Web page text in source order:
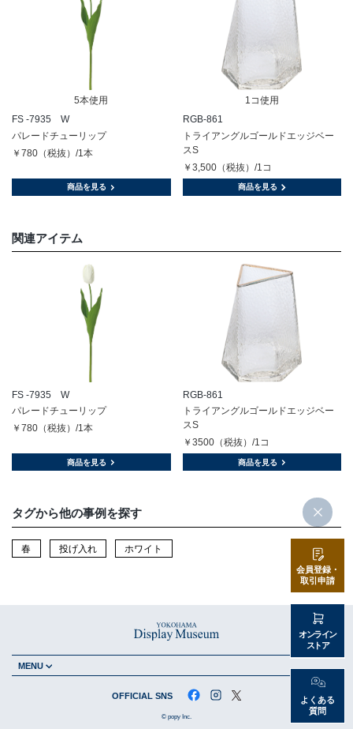
5本使用
FS -7935 W
パレードチューリップ
￥780（税抜）/1本
商品を見る
1コ使用
RGB-861
トライアングルゴールドエッジベー
スS
￥3,500（税抜）/1コ
商品を見る
関連アイテム
FS -7935 W
パレードチューリップ
￥780（税抜）/1本
商品を見る
RGB-861
トライアングルゴールドエッジベー
スS
￥3500（税抜）/1コ
商品を見る
タグから他の事例を探す
春 投げ入れ ホワイト
会員登録・
取引申請
オンライン
ストア
よくある
質問
MENU
OFFICIAL SNS
© popy Inc.